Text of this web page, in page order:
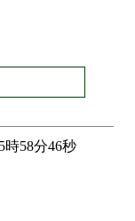
時58分46秒